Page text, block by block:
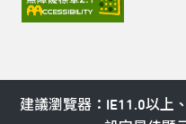
建議瀏覽器：IE11.0以上